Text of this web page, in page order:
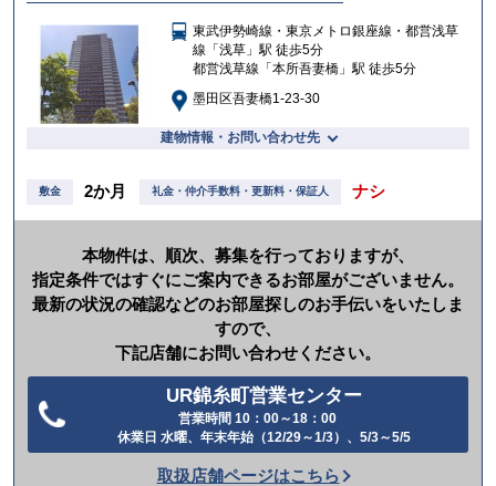
入
り
東武伊勢崎線・東京メトロ銀座線・都営浅草
線「浅草」駅 徒歩5分
都営浅草線「本所吾妻橋」駅 徒歩5分
墨田区吾妻橋1-23-30
建物情報・お問い合わせ先
敷金 2か月 礼金・仲介手数料・更新料・保証人 ナシ
本物件は、順次、募集を行っておりますが、
指定条件ではすぐにご案内できるお部屋がございません。
最新の状況の確認などのお部屋探しのお手伝いをいたしま
すので、
下記店舗にお問い合わせください。
UR錦糸町営業センター
営業時間 10：00～18：00
休業日 水曜、年末年始（12/29～1/3）、5/3～5/5
話
取扱店舗ページはこちら